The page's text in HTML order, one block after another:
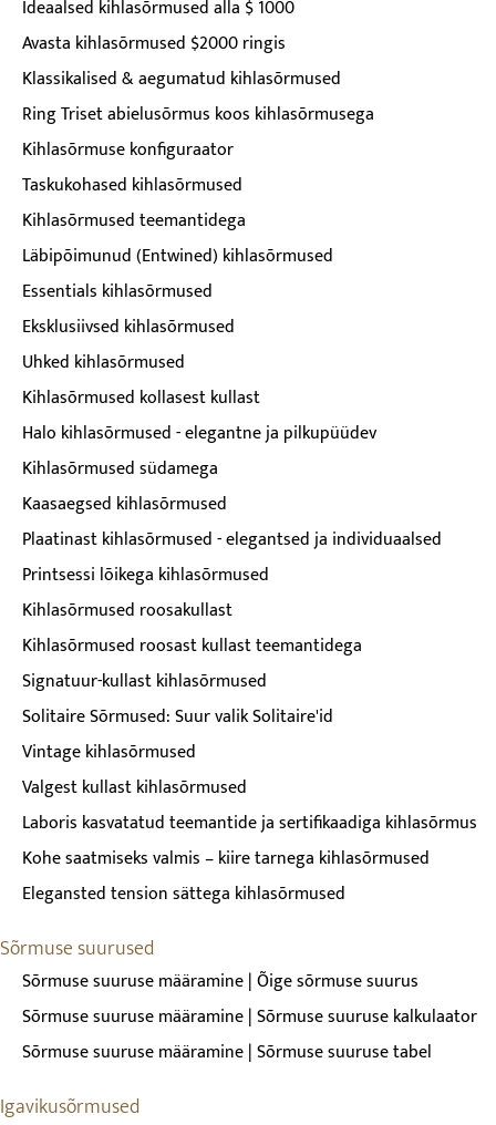
Ideaalsed kihlasõrmused alla $ 1000
Avasta kihlasõrmused $2000 ringis
Klassikalised & aegumatud kihlasõrmused
Ring Triset abielusõrmus koos kihlasõrmusega
Kihlasõrmuse konfiguraator
Taskukohased kihlasõrmused
Kihlasõrmused teemantidega
Läbipõimunud (Entwined) kihlasõrmused
Essentials kihlasõrmused
Eksklusiivsed kihlasõrmused
Uhked kihlasõrmused
Kihlasõrmused kollasest kullast
Halo kihlasõrmused - elegantne ja pilkupüüdev
Kihlasõrmused südamega
Kaasaegsed kihlasõrmused
Plaatinast kihlasõrmused - elegantsed ja individuaalsed
Printsessi lõikega kihlasõrmused
Kihlasõrmused roosakullast
Kihlasõrmused roosast kullast teemantidega
Signatuur-kullast kihlasõrmused
Solitaire Sõrmused: Suur valik Solitaire'id
Vintage kihlasõrmused
Valgest kullast kihlasõrmused
Laboris kasvatatud teemantide ja sertifikaadiga kihlasõrmus
Kohe saatmiseks valmis – kiire tarnega kihlasõrmused
Elegansted tension sättega kihlasõrmused
Sõrmuse suurused
Sõrmuse suuruse määramine | Õige sõrmuse suurus
Sõrmuse suuruse määramine | Sõrmuse suuruse kalkulaator
Sõrmuse suuruse määramine | Sõrmuse suuruse tabel
Igavikusõrmused